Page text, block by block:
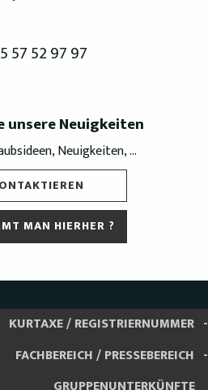
57 52 97 97
unsere Neuigkeiten
Neuigkeiten, ...
MAN HIERHER ?
KURTAXE / REGISTRIERNUMMER
FACHBEREICH / PRESSEBEREICH